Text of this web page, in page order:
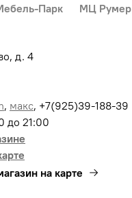
Парк МЦ Румер
д. 4
, макс, +7(925)39-188-39
до 21:00
на карте